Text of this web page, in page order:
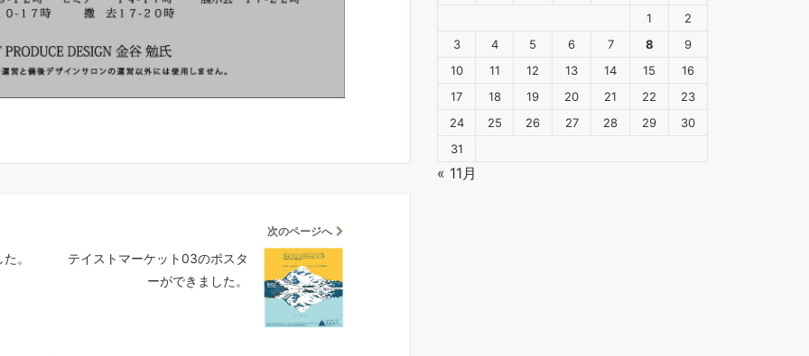
。
次のページへ
テイストマーケット03のポスタ
ーができました。
1
2
3
4 5 6 7 8
9
10
11 12 13 14 15
16
17
18 19 20 21 22
23
24
25 26 27 28 29
30
31
« 11月